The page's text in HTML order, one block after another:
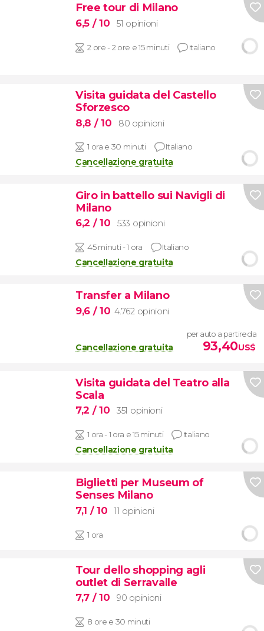
Free tour di Milano
6,5 / 10 51 opinioni
2 ore - 2 ore e 15 minuti Italiano
Visita guidata del Castello
Sforzesco
8,8 / 10 80 opinioni
1 ora e 30 minuti Italiano
Cancellazione gratuita
Giro in battello sui Navigli di
Milano
6,2 / 10 533 opinioni
45 minuti - 1 ora Italiano
Cancellazione gratuita
Transfer a Milano
9,6 / 10 4.762 opinioni
Cancellazione gratuita
per auto a partire da
93,40US$
Visita guidata del Teatro alla
Scala
7,2 / 10 351 opinioni
1 ora - 1 ora e 15 minuti Italiano
Cancellazione gratuita
Biglietti per Museum of
Senses Milano
7,1 / 10 11 opinioni
1 ora
Tour dello shopping agli
outlet di Serravalle
7,7 / 10 90 opinioni
8 ore e 30 minuti